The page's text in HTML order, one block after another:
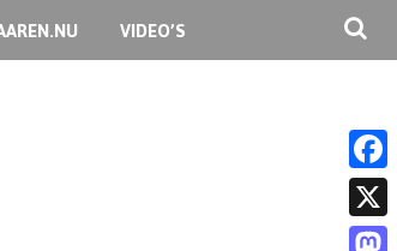
VIDEO’S
F
a
X